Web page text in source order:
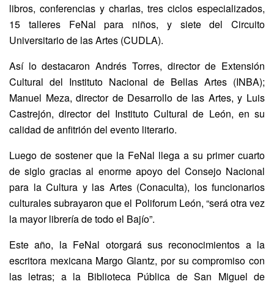
libros, conferencias y charlas, tres ciclos especializados,
15 talleres FeNal para niños, y siete del Circuito
Universitario de las Artes (CUDLA).
Así lo destacaron Andrés Torres, director de Extensión
Cultural del Instituto Nacional de Bellas Artes (INBA);
Manuel Meza, director de Desarrollo de las Artes, y Luis
Castrejón, director del Instituto Cultural de León, en su
calidad de anfitrión del evento literario.
Luego de sostener que la FeNal llega a su primer cuarto
de siglo gracias al enorme apoyo del Consejo Nacional
para la Cultura y las Artes (Conaculta), los funcionarios
culturales subrayaron que el Poliforum León, “será otra vez
la mayor librería de todo el Bajío”.
Este año, la FeNal otorgará sus reconocimientos a la
escritora mexicana Margo Glantz, por su compromiso con
las letras; a la Biblioteca Pública de San Miguel de